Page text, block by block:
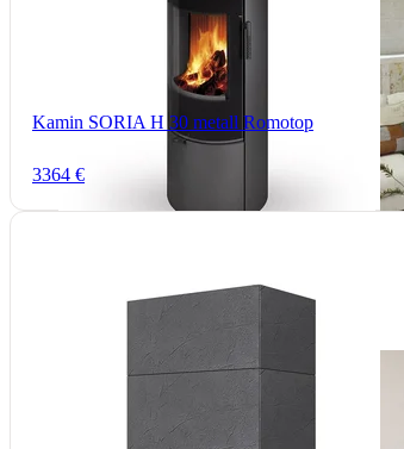
Kamin SORIA H 30 metall Romotop
3364 €